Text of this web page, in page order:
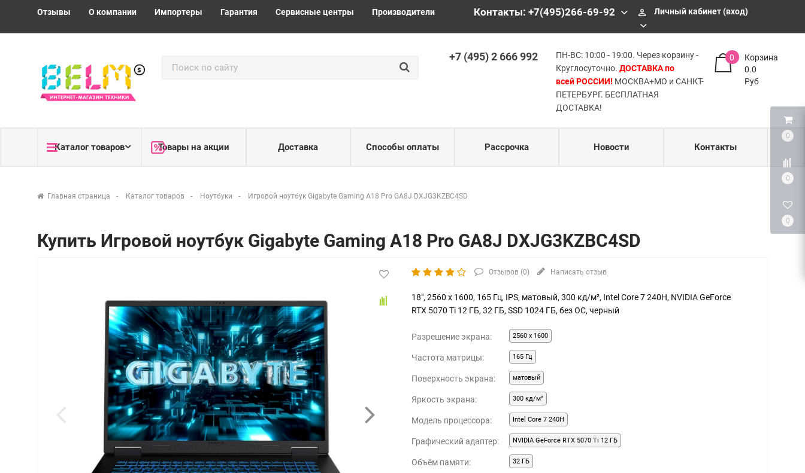
0
0
0
Отзывы О компании Импортеры Гарантия Сервисные центры Производители Контакты: +7(495)266-69-92 perm_identity Личный кабинет (вход)
+7 (495) 2 666 992
ПН-ВС: 10:00 - 19:00. Через корзину -
Круглосуточно.ДОСТАВКА по
всей РОССИИ! МОСКВА+МО и САНКТ-
ПЕТЕРБУРГ. БЕСПЛАТНАЯ
ДОСТАВКА!
Корзина
0
0.0
Руб
Каталог товаров Товары на акции Доставка Способы оплаты Рассрочка Новости Контакты
Главная страница Каталог товаров Ноутбуки Игровой ноутбук Gigabyte Gaming A18 Pro GA8J DXJG3KZBC4SD
Купить Игровой ноутбук Gigabyte Gaming A18 Pro GA8J DXJG3KZBC4SD
Отзывов (0) Написать отзыв
18", 2560 x 1600, 165 Гц, IPS, матовый, 300 кд/м², Intel Core 7 240H, NVIDIA GeForce
RTX 5070 Ti 12 ГБ, 32 ГБ, SSD 1024 ГБ, без ОС, черный
Разрешение экрана: 2560 x 1600
Частота матрицы: 165 Гц
Поверхность экрана: матовый
Яркость экрана: 300 кд/м²
Модель процессора: Intel Core 7 240H
Графический адаптер: NVIDIA GeForce RTX 5070 Ti 12 ГБ
Объём памяти: 32 ГБ